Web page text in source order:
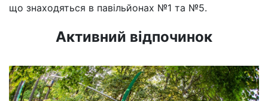
що знаходяться в павільйонах №1 та №5.
Активний відпочинок